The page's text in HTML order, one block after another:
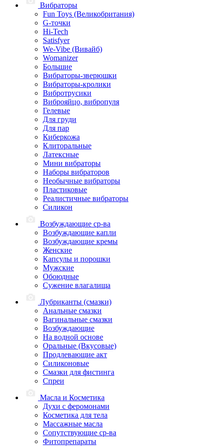
Вибраторы
Fun Toys (Великобритания)
G-точки
Hi-Tech
Satisfyer
We-Vibe (Вивайб)
Womanizer
Большие
Вибраторы-зверюшки
Вибраторы-кролики
Вибротрусики
Виброяйцо, вибропуля
Гелевые
Для груди
Для пар
Киберкожа
Клиторальные
Латексные
Мини вибраторы
Наборы вибраторов
Необычные вибраторы
Пластиковые
Реалистичные вибраторы
Силикон
Возбуждающие ср-ва
Возбуждающие капли
Возбуждающие кремы
Женские
Капсулы и порошки
Мужские
Обоюдные
Сужение влагалища
Лубриканты (смазки)
Анальные смазки
Вагинальные смазки
Возбуждающие
На водной основе
Оральные (Вкусовые)
Продлевающие акт
Силиконовые
Смазки для фистинга
Спреи
Масла и Косметика
Духи с феромонами
Косметика для тела
Массажные масла
Сопутствующие ср-ва
Фитопрепараты